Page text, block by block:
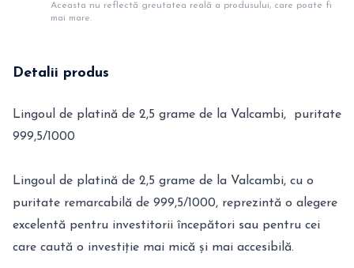
Aceasta nu reflectă greutatea reală a produsului, care poate fi
mai mare.
Detalii produs
Lingoul de platină de 2,5 grame de la Valcambi, puritate
999,5/1000
Lingoul de platină de 2,5 grame de la Valcambi, cu o
puritate remarcabilă de 999,5/1000, reprezintă o alegere
excelentă pentru investitorii începători sau pentru cei
care caută o investiție mai mică și mai accesibilă.